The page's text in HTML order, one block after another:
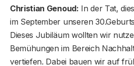
Christian Genoud: In der Tat,
im September unseren
Dieses Jubiläum wollten wir
Bemühungen im Bereich
vertiefen. Dabei bauen wir auf